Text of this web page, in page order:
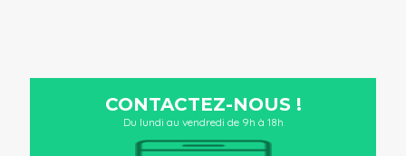
CONTACTEZ-NOUS !
Du lundi au vendredi de 9h à 18h